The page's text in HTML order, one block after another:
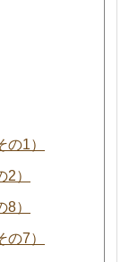
1）
）
）
7）